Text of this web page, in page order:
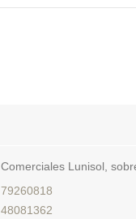
Comerciales Lunisol,
79260818
48081362